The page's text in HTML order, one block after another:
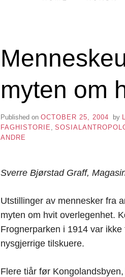
myten om
Published on OCTOBER 25, 2004 by
FAGHISTORIE
ANDRE
Sverre Bjørstad Graff,
Utstillinger av mennesker fra
myten om hvit overlegenhet.
Frognerparken i 1914 var
nysgjerrige tilskuere.
Flere tiår før